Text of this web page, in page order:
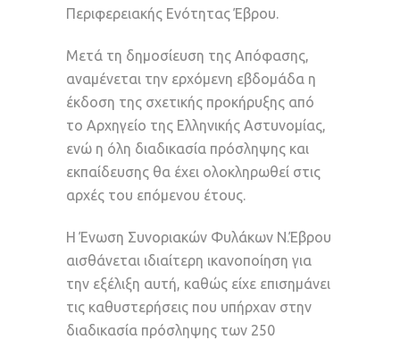
Περιφερειακής Ενότητας Έβρου.
Μετά τη δημοσίευση της Απόφασης,
αναμένεται την ερχόμενη εβδομάδα η
έκδοση της σχετικής προκήρυξης από
το Αρχηγείο της Ελληνικής Αστυνομίας,
ενώ η όλη διαδικασία πρόσληψης και
εκπαίδευσης θα έχει ολοκληρωθεί στις
αρχές του επόμενου έτους.
Η Ένωση Συνοριακών Φυλάκων Ν.Έβρου
αισθάνεται ιδιαίτερη ικανοποίηση για
την εξέλιξη αυτή, καθώς είχε επισημάνει
τις καθυστερήσεις που υπήρχαν στην
διαδικασία πρόσληψης των 250